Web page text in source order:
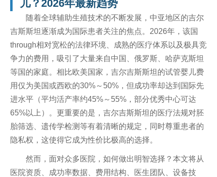
儿？2026年最新趋势
随着全球辅助生殖技术的不断发展，中亚地区的吉尔
吉斯斯坦逐渐成为国际患者关注的焦点。2026年，该国
through相对宽松的法律环境、成熟的医疗体系以及极具竞
争力的费用，吸引了大量来自中国、俄罗斯、哈萨克斯坦
等国的家庭。相比欧美国家，吉尔吉斯斯坦的试管婴儿费
用仅为美国或西欧的30%～50%，但成功率却达到国际先
进水平（平均活产率约45%～55%，部分优秀中心可达
65%以上）。更重要的是，吉尔吉斯斯坦的医疗法规对胚
胎筛选、遗传学检测等有着清晰的规定，同时尊重患者的
隐私权，这使得它成为性价比极高的选择。
然而，面对众多医院，如何做出明智选择？本文将从
医院资质、成功率数据、费用结构、医生团队、设备技